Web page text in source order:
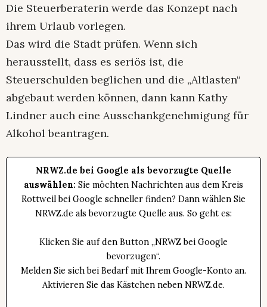
Die Steuerberaterin werde das Konzept nach
ihrem Urlaub vorlegen.
Das wird die Stadt prüfen. Wenn sich
herausstellt, dass es seriös ist, die
Steuerschulden beglichen und die „Altlasten“
abgebaut werden können, dann kann Kathy
Lindner auch eine Ausschankgenehmigung für
Alkohol beantragen.
NRWZ.de bei Google als bevorzugte Quelle
auswählen: Sie möchten Nachrichten aus dem Kreis
Rottweil bei Google schneller finden? Dann wählen Sie
NRWZ.de als bevorzugte Quelle aus. So geht es:
Klicken Sie auf den Button „NRWZ bei Google
bevorzugen“.
Melden Sie sich bei Bedarf mit Ihrem Google-Konto an.
Aktivieren Sie das Kästchen neben NRWZ.de.